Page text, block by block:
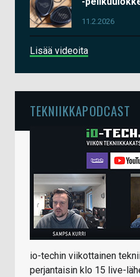
11.2.2026
Lisää videoita
TEKNIIKKAPODCAST
io-techin viikottainen
perjantaisin klo 15 live-